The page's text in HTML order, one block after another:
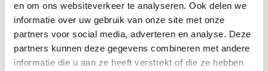
en om ons websiteverkeer te analyseren. Ook delen we
informatie over uw gebruik van onze site met onze
partners voor social media, adverteren en analyse. Deze
partners kunnen deze gegevens combineren met andere
informatie die u aan ze heeft verstrekt of die ze hebben
Bent u op zoek naar gratis laminaat, ook dan bent u
bij Bebo Parket aan het juiste adres. Hoe u een
laminaat vloer gratis kunt krijgen, leest u in de
onderstaande link waar de spelregels worden